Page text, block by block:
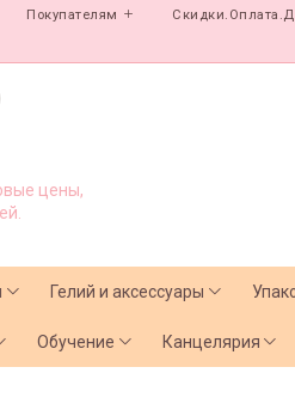
Покупателям
цены,
Гелий и аксессуары
Обучение Канцелярия